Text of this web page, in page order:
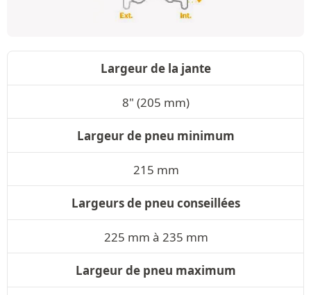
Largeur de la jante
8" (205 mm)
Largeur de pneu minimum
215 mm
Largeurs de pneu conseillées
225 mm à 235 mm
Largeur de pneu maximum